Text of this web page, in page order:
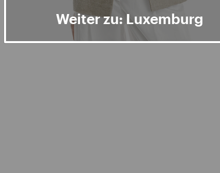
Weiter zu: Luxemburg